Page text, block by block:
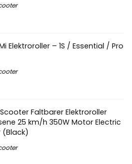
Elektroroller – 1S / Essential / Pro
Scooter Faltbarer Elektroroller
25 km/h 350W Motor Electric
(Black)